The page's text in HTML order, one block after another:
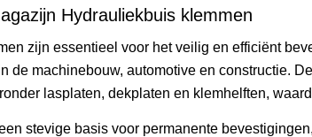
Hydrauliekbuis klemmen
zijn essentieel voor het veilig en efficiënt
de machinebouw, automotive en constructie.
lasplaten, dekplaten en klemhelften,
stevige basis voor permanente